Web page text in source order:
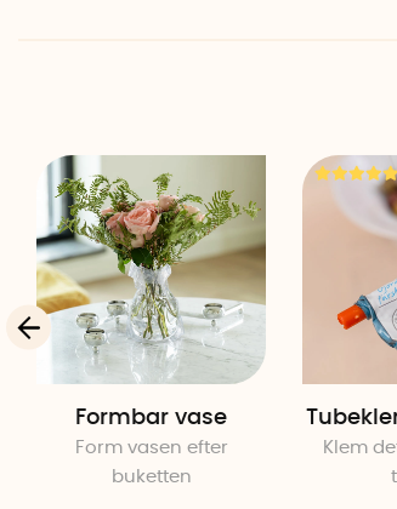
Formbar vase
Form vasen efter
buketten
Klem